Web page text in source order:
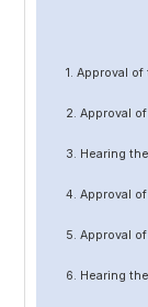
1. Approval
2. Approval
3. Hearing
4. Approval
5. Approval
6. Hearing